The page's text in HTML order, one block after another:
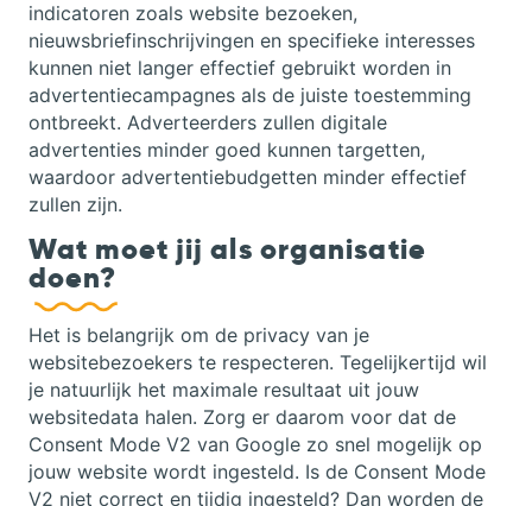
indicatoren zoals website bezoeken,
nieuwsbriefinschrijvingen en specifieke interesses
kunnen niet langer effectief gebruikt worden in
advertentiecampagnes als de juiste toestemming
ontbreekt. Adverteerders zullen digitale
advertenties minder goed kunnen targetten,
waardoor advertentiebudgetten minder effectief
zullen zijn.
Wat moet jij als organisatie
doen?
Het is belangrijk om de privacy van je
websitebezoekers te respecteren. Tegelijkertijd wil
je natuurlijk het maximale resultaat uit jouw
websitedata halen. Zorg er daarom voor dat de
Consent Mode V2 van Google zo snel mogelijk op
jouw website wordt ingesteld. Is de Consent Mode
V2 niet correct en tijdig ingesteld? Dan worden de